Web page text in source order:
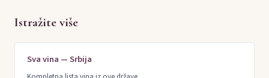
Istražite više
Sva vina — Srbija